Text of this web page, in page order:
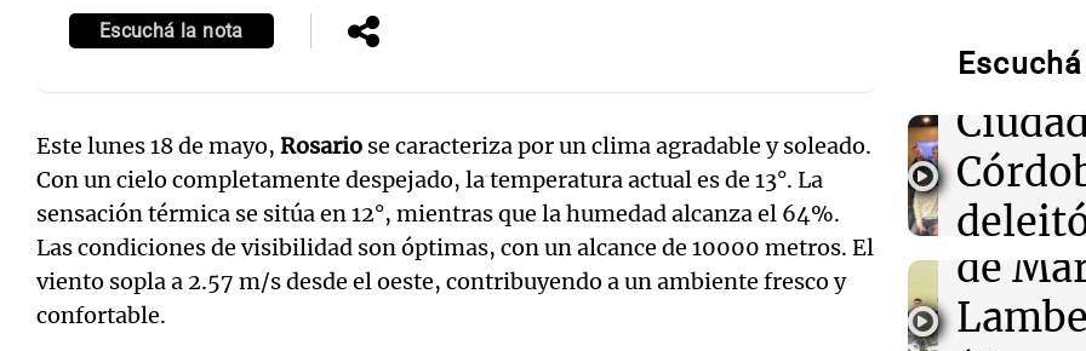
Escuchá la nota
Este lunes 18 de mayo, Rosario se caracteriza por un clima agradable y soleado.
Con un cielo completamente despejado, la temperatura actual es de 13°. La
sensación térmica se sitúa en 12°, mientras que la humedad alcanza el 64%.
Las condiciones de visibilidad son óptimas, con un alcance de 10000 metros. El
viento sopla a 2.57 m/s desde el oeste, contribuyendo a un ambiente fresco y
confortable.
00:16
Clima en
00:11 Clima
Clima en
tiempo este
00:08 La Cadena del
Independiente
de local a
Cuarto y escala
radio
Audio.
de
de
Audio.
de